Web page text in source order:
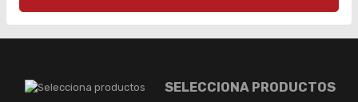
SELECCIONA PRODUCTOS